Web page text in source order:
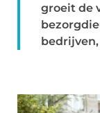
groeit de